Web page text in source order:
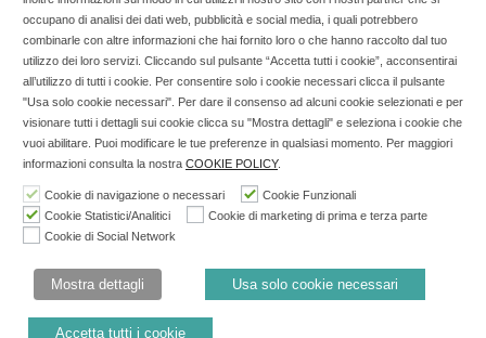
Copyright © 2025 SOCIALFARMA - La piattaforma web per i
professionisti della farmacia. Tutti i diritti riservati.
Socialfarma.it è un marchio di Sanità S.r.l. Largo San
Francesco, 19 - 73041 Carmiano (LE) - Tel: 0832.093720 Cell:
3276346536 Cell: 3297281965 - P.iva: 04571460759 - Rea: LE-
302152 Iscritta al n° 1 del Registro della Stampa del Tribunale
di Lecce il 15/01/2015.
Nell'anno 2018 sono stati erogati €3.147,62 da Invitalia a saldo
19/03/2014
Cookie Policy
occupano di analisi dei dati web, pubblicità e social media, i quali potrebbero
combinarle con altre informazioni che hai fornito loro o che hanno raccolto dal tuo
utilizzo dei loro servizi. Cliccando sul pulsante “Accetta tutti i cookie”, acconsentirai
all’utilizzo di tutti i cookie. Per consentire solo i cookie necessari clicca il pulsante
"Usa solo cookie necessari". Per dare il consenso ad alcuni cookie selezionati e per
visionare tutti i dettagli sui cookie clicca su "Mostra dettagli" e seleziona i cookie che
vuoi abilitare. Puoi modificare le tue preferenze in qualsiasi momento. Per maggiori
informazioni consulta la nostra COOKIE POLICY.
Cookie di navigazione o necessari
Cookie Funzionali
Cookie Statistici/Analitici
Cookie di marketing di prima e terza parte
Cookie di Social Network
Mostra dettagli Usa solo cookie necessari
Accetta tutti i cookie